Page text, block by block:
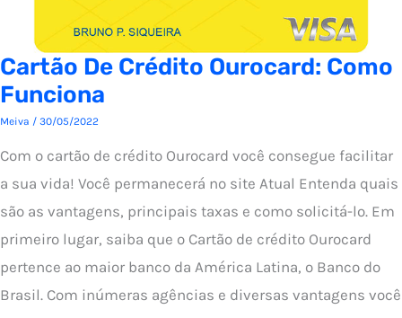
Cartão De Crédito Ourocard: Como
Funciona
Meiva / 30/05/2022
Com o cartão de crédito Ourocard você consegue facilitar
a sua vida! Você permanecerá no site Atual Entenda quais
são as vantagens, principais taxas e como solicitá-lo. Em
primeiro lugar, saiba que o Cartão de crédito Ourocard
pertence ao maior banco da América Latina, o Banco do
Brasil. Com inúmeras agências e diversas vantagens você